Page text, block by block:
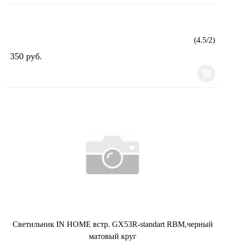
(4.5/2)
350 руб.
Светильник IN HOME встр. GX53R-standart RBM,черный
матовый круг